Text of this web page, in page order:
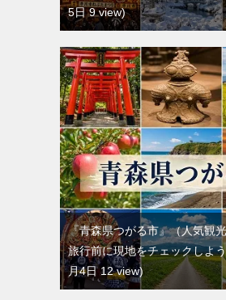
5日 9 view
『青森県つがる市』（人気観
旅行前に現地をチェックしよ
月4日 12 view